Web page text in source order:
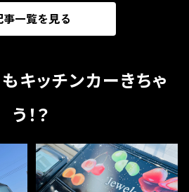
事一覧を見る
キッチンカーきちゃ
う！？